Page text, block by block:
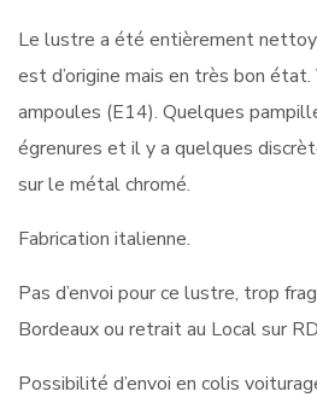
Le lustre a été entièrement
est d’origine mais en très bon état.
ampoules (E14). Quelques
égrenures et il y a quelques
sur le métal chromé.
Fabrication italienne.
Pas d’envoi pour ce lustre, trop
Bordeaux ou retrait au Local sur
Possibilité d’envoi en colis